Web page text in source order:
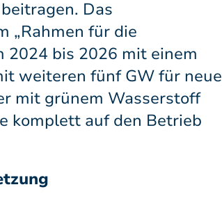
Das
„Rahmen für die
2024 bis 2026 mit einem
weiteren fünf GW für neue
mit grünem Wasserstoff
komplett auf den Betrieb